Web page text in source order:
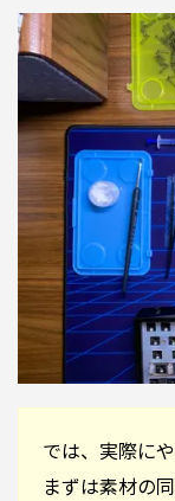
では、実際に
まずは素材の